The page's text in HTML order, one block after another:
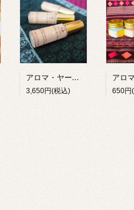
アロマ・ヤードム（3本入り）
3,650円(税込) 650円